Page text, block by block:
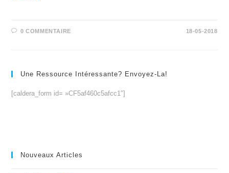
0 COMMENTAIRE 18-05-2018
Une Ressource Intéressante? Envoyez-La!
[caldera_form id= »CF5af460c5afcc1″]
Nouveaux Articles